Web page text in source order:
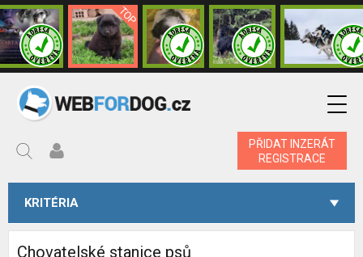
PŘIDAT INZERÁT
REGISTRACE
KRITÉRIA
Chovatelské stanice psů